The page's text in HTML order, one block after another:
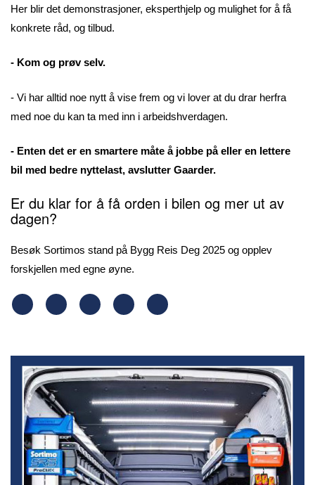
Her blir det demonstrasjoner, eksperthjelp og mulighet for å få
konkrete råd, og tilbud.
- Kom og prøv selv.
- Vi har alltid noe nytt å vise frem og vi lover at du drar herfra
med noe du kan ta med inn i arbeidshverdagen.
- Enten det er en smartere måte å jobbe på eller en lettere
bil med bedre nyttelast, avslutter Gaarder.
Er du klar for å få orden i bilen og mer ut av
dagen?
Besøk Sortimos stand på Bygg Reis Deg 2025 og opplev
forskjellen med egne øyne.